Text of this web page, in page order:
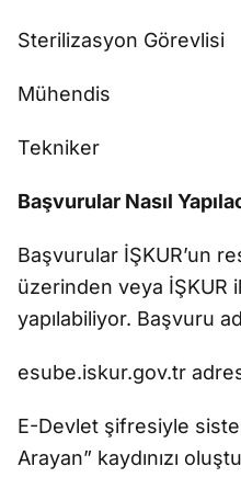
Sterilizasyon Görevlisi
Mühendis
Tekniker
Başvurular Nasıl
Başvurular İŞKUR’un
üzerinden veya İŞKUR
yapılabiliyor. Başvuru
esube.iskur.gov.tr
E-Devlet şifresiyle
Arayan” kaydınızı